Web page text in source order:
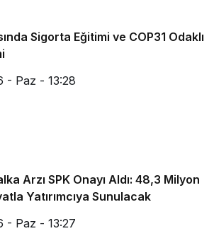
Sigorta Eğitimi ve COP31 Odaklı
- Paz - 13:28
Arzı SPK Onayı Aldı: 48,3 Milyon
Yatırımcıya Sunulacak
- Paz - 13:27